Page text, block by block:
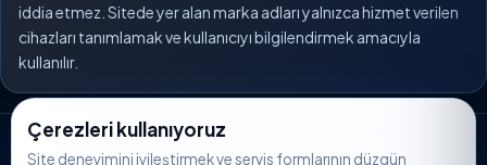
iddia etmez. Sitede yer alan marka adları yalnızca hizmet verilen
cihazları tanımlamak ve kullanıcıyı bilgilendirmek amacıyla
kullanılır.
© 2026 Laptopservis. Tüm hakları saklıdır.
Çerezleri kullanıyoruz
Site deneyimini iyileştirmek ve servis formlarının düzgün